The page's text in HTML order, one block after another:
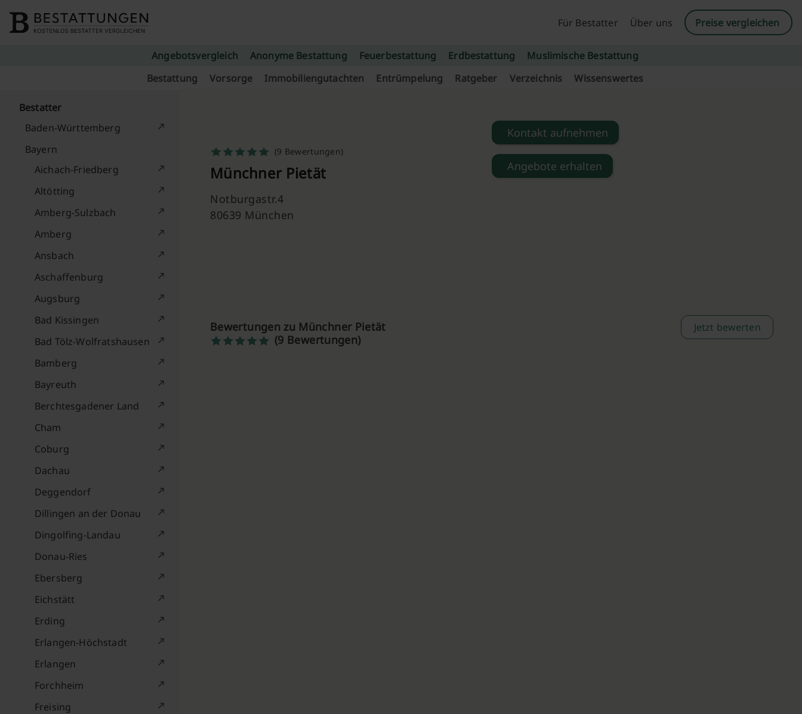
Für Bestatter
Über uns Preise vergleichen
Angebotsvergleich Anonyme Bestattung Feuerbestattung Erdbestattung
Muslimische Bestattung
Bestattung
Vorsorge Immobiliengutachten Entrümpelung Ratgeber Verzeichnis Wissenswertes
Bestatter
Baden-Württemberg
Bayern
Aichach-Friedberg
Altötting
Amberg-Sulzbach
Amberg
Ansbach
Aschaffenburg
Augsburg
Bad Kissingen
Bad Tölz-Wolfratshausen
Bamberg
Bayreuth
Berchtesgadener Land
Cham
Coburg
Dachau
Deggendorf
Dillingen an der Donau
Dingolfing-Landau
Donau-Ries
Ebersberg
Eichstätt
Erding
Erlangen-Höchstadt
Erlangen
Forchheim
Freising
(9 Bewertungen)
Münchner Pietät
Notburgastr.4
80639 München
Kontakt aufnehmen
Angebote erhalten
Bewertungen zu Münchner Pietät
(9 Bewertungen)
Jetzt bewerten